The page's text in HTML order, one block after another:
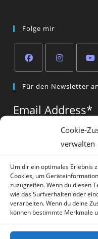
Cookie-
verwalten
Um dir ein optimales Erlebnis
Cookies, um
zuzugreifen. Wenn du diesen
wie das Surfverhalten oder
verarbeiten. Wenn du deine
können bestimmte Merkmale
Folge mir
in
new
in
new
in
new
tab
Für den Newsletter
Email Address*
Vorname*